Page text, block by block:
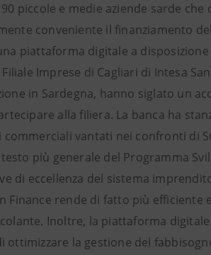
piccole e medie aziende sarde
conveniente il finanziamento
piattaforma digitale a disposizione
Imprese di Cagliari di Intesa
in Sardegna, hanno siglato un
alla filiera. La banca ha
vantati nei confronti di
più generale del Programma
di eccellenza del sistema
Finance rende di fatto più
Inoltre, la piattaforma
ottimizzare la gestione del